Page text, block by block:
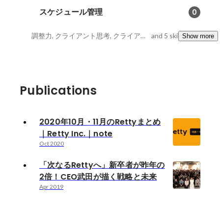
スケジュール管理 0
調整力, クライアント思考, クライアントリレーション and 5 skillsShow more
Publications
2020年10月・11月のRettyまとめ
｜Retty Inc.｜note
Oct 2020
「次なるRettyへ」新卒者が昨年の
2倍！CEO武田が描く戦略と未来
Apr 2019